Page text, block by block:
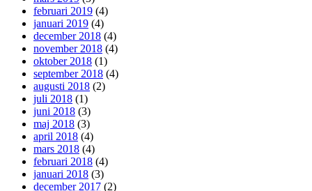
februari 2019 (4)
januari 2019 (4)
december 2018 (4)
november 2018 (4)
oktober 2018 (1)
september 2018 (4)
augusti 2018 (2)
juli 2018 (1)
juni 2018 (3)
maj 2018 (3)
april 2018 (4)
mars 2018 (4)
februari 2018 (4)
januari 2018 (3)
december 2017 (2)